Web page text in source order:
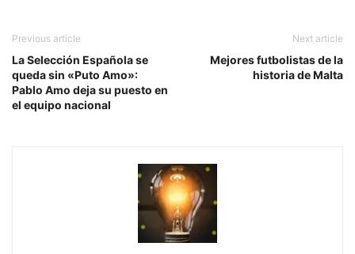
Previous article
La Selección Española se
queda sin «Puto Amo»:
Pablo Amo deja su puesto en
el equipo nacional
Next article
Mejores futbolistas de la
historia de Malta